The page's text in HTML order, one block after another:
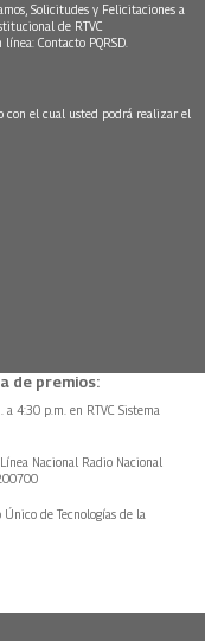
Solicitudes y Felicitaciones a
de RTVC
línea: Contacto PQRSD.
con el cual usted podrá realizar el
de premios:
4:30 p.m. en RTVC Sistema
Nacional Radio Nacional
de Tecnologías de la